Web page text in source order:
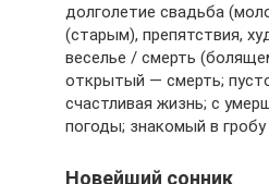
долголетие свадьба
(старым), препятствия,
веселье / смерть
открытый — смерть;
счастливая жизнь; с
погоды; знакомый в
Новейший сонник